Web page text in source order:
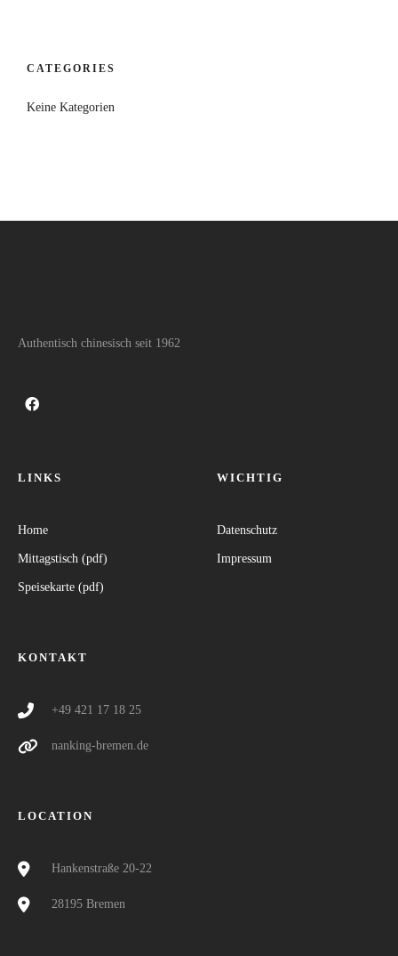
CATEGORIES
Keine Kategorien
Authentisch chinesisch seit 1962
LINKS
Home
Mittagstisch (pdf)
Speisekarte (pdf)
WICHTIG
Datenschutz
Impressum
KONTAKT
+49 421 17 18 25
nanking-bremen.de
LOCATION
Hankenstraße 20-22
28195 Bremen